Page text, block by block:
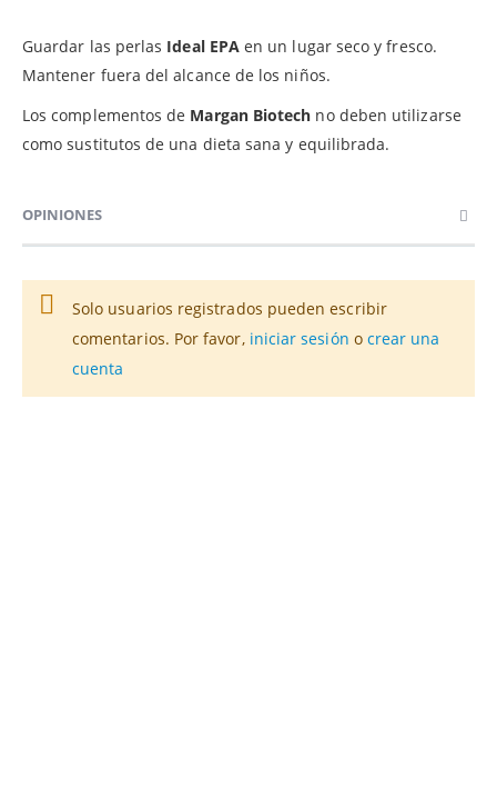
Guardar las perlas Ideal EPAen un lugar seco y fresco.
Mantener fuera del alcance de los niños.
Los complementos de Margan Biotech no deben utilizarse
como sustitutos de una dieta sana y equilibrada.
OPINIONES
Solo usuarios registrados pueden escribir
comentarios. Por favor, iniciar sesión o crear una
cuenta